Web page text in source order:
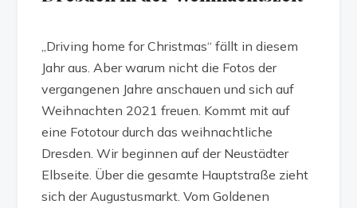
„Driving home for Christmas“ fällt in diesem
Jahr aus. Aber warum nicht die Fotos der
vergangenen Jahre anschauen und sich auf
Weihnachten 2021 freuen. Kommt mit auf
eine Fototour durch das weihnachtliche
Dresden. Wir beginnen auf der Neustädter
Elbseite. Über die gesamte Hauptstraße zieht
sich der Augustusmarkt. Vom Goldenen